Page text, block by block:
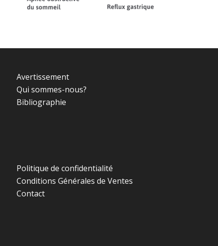
Avertissement
Qui sommes-nous?
Bibliographie
Politique de confidentialité
Conditions Générales de Ventes
Contact